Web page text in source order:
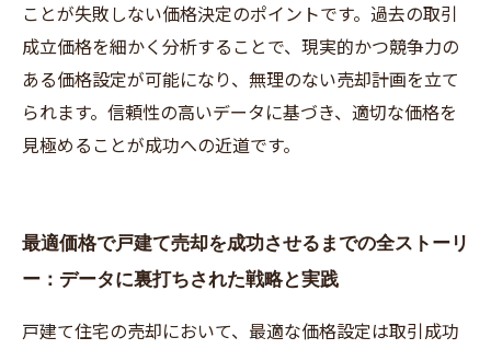
ことが失敗しない価格決定のポイントです。過去の取引
成立価格を細かく分析することで、現実的かつ競争力の
ある価格設定が可能になり、無理のない売却計画を立て
られます。信頼性の高いデータに基づき、適切な価格を
見極めることが成功への近道です。
最適価格で戸建て売却を成功させるまでの全ストーリ
ー：データに裏打ちされた戦略と実践
戸建て住宅の売却において、最適な価格設定は取引成功